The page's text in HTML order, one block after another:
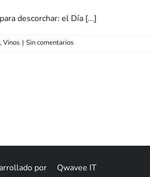
descorchar: el Día [...]
,Vinos | Sin comentarios
por Qwavee IT